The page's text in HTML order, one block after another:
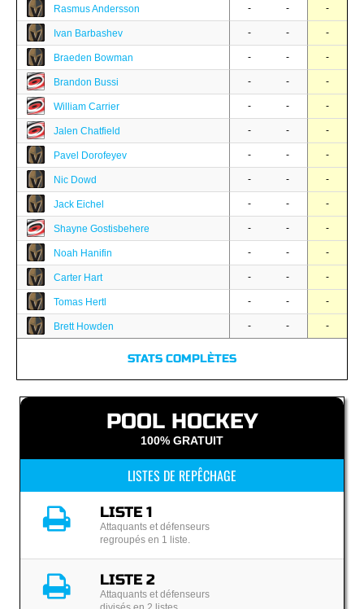
Rasmus Andersson - - -
Ivan Barbashev - - -
Braeden Bowman - - -
Brandon Bussi - - -
William Carrier - - -
Jalen Chatfield - - -
Pavel Dorofeyev - - -
Nic Dowd - - -
Jack Eichel - - -
Shayne Gostisbehere - - -
Noah Hanifin - - -
Carter Hart - - -
Tomas Hertl - - -
Brett Howden - - -
STATS COMPLÈTES
POOL HOCKEY
100% GRATUIT
LISTES DE REPÊCHAGE
LISTE 1
Attaquants et défenseurs
regroupés en 1 liste.
LISTE 2
Attaquants et défenseurs